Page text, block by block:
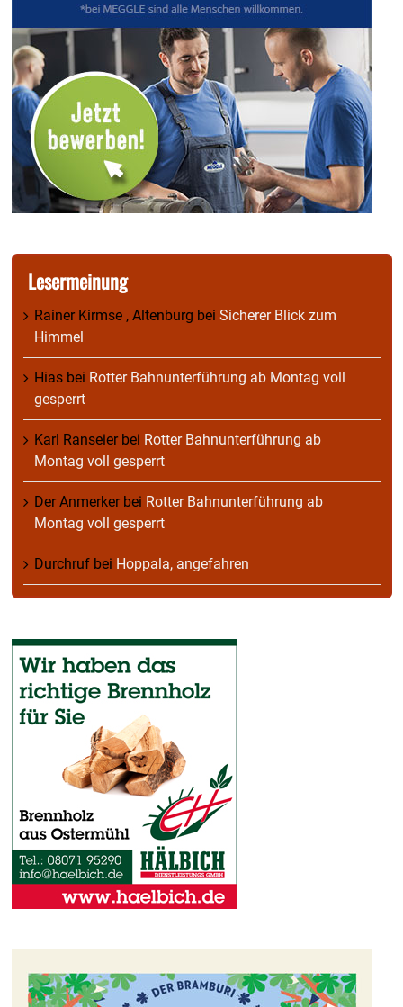
Lesermeinung
Rainer Kirmse , Altenburg bei Sicherer Blick zum
Himmel
Hias bei Rotter Bahnunterführung ab Montag voll
gesperrt
Karl Ranseierbei Rotter Bahnunterführung ab
Montag voll gesperrt
Der Anmerkerbei Rotter Bahnunterführung ab
Montag voll gesperrt
Durchruf bei Hoppala, angefahren